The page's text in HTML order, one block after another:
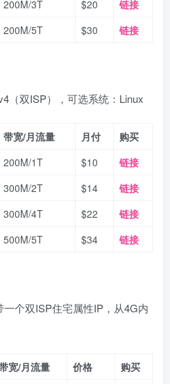
200M/3T $20
链接
200M/5T $30 链接
（双ISP），可选系统：Linux
带宽/月流量 月付
购买
200M/1T $10
链接
300M/2T $14
链接
300M/4T $22
链接
500M/5T $34 链接
个双ISP住宅属性IP，从4G内
宽/月流量 价格
购买